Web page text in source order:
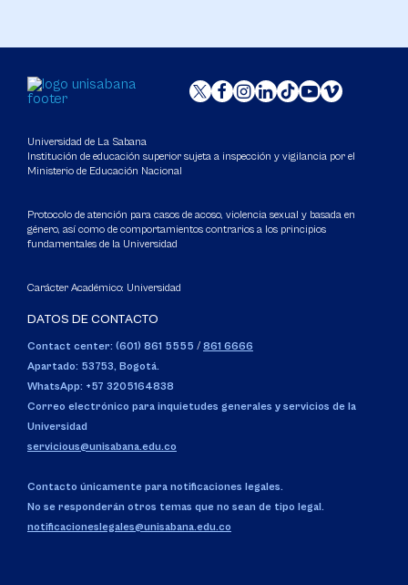
Universidad de La Sabana
Institución de educación superior sujeta a inspección y vigilancia por el
Ministerio de Educación Nacional
Protocolo de atención para casos de acoso, violencia sexual y basada en
género, así como de comportamientos contrarios a los principios
fundamentales de la Universidad
Carácter Académico: Universidad
DATOS DE CONTACTO
Contact center: (601) 861 5555 / 861 6666
Apartado: 53753, Bogotá.
WhatsApp: +57 3205164838
Correo electrónico para inquietudes generales y servicios de la
Universidad
servicious@unisabana.edu.co
Contacto únicamente para notificaciones legales.
No se responderán otros temas que no sean de tipo legal.
notificacioneslegales@unisabana.edu.co